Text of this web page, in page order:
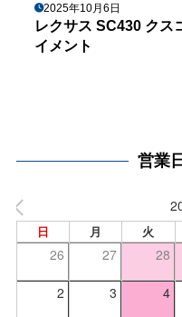
2025年10月6日
レクサス SC430 クス
イメント
営業
日 月 火
26 27 28
2 3 4